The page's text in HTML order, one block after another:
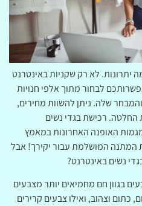
יתרונות. לא רק שקניות באינטרנט
לבחור מתוך אלפי חנויות
שלה. ניתן להשוות מחירים,
החלטה. רכישת בגדי נשים
האופנה האחרונות במאמץ
המתנה המושלמת עבור יקירך! אבל
נשים באינטרנט?
בגוון חם מחמיאים יותר מצבעים
כתום וצהוב, ואילו צבעים קרירים